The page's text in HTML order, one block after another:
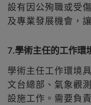
設有因公殉職或受
及專業發展機會，
7.學術主任的工作環
學術主任工作環境
文台總部、氣象觀
設施工作。需要負